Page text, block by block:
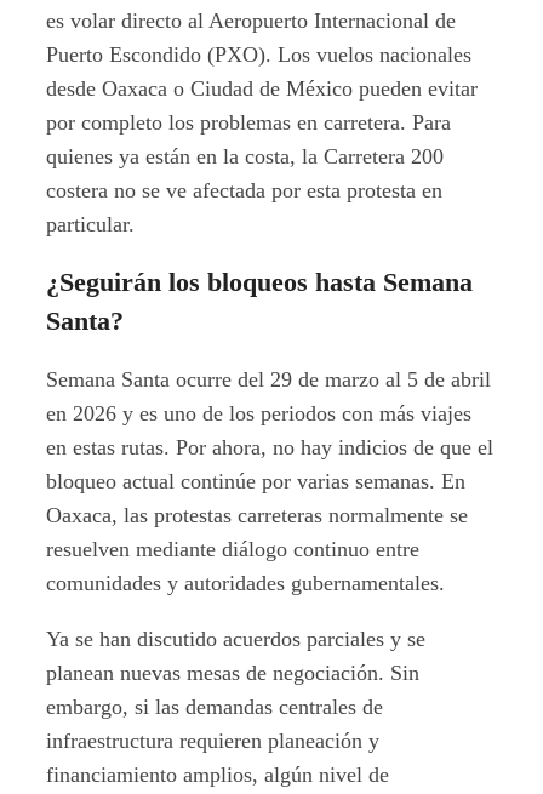
es volar directo al Aeropuerto Internacional de
Puerto Escondido (PXO). Los vuelos nacionales
desde Oaxaca o Ciudad de México pueden evitar
por completo los problemas en carretera. Para
quienes ya están en la costa, la Carretera 200
costera no se ve afectada por esta protesta en
particular.
¿Seguirán los bloqueos hasta Semana
Santa?
Semana Santa ocurre del 29 de marzo al 5 de abril
en 2026 y es uno de los periodos con más viajes
en estas rutas. Por ahora, no hay indicios de que el
bloqueo actual continúe por varias semanas. En
Oaxaca, las protestas carreteras normalmente se
resuelven mediante diálogo continuo entre
comunidades y autoridades gubernamentales.
Ya se han discutido acuerdos parciales y se
planean nuevas mesas de negociación. Sin
embargo, si las demandas centrales de
infraestructura requieren planeación y
financiamiento amplios, algún nivel de